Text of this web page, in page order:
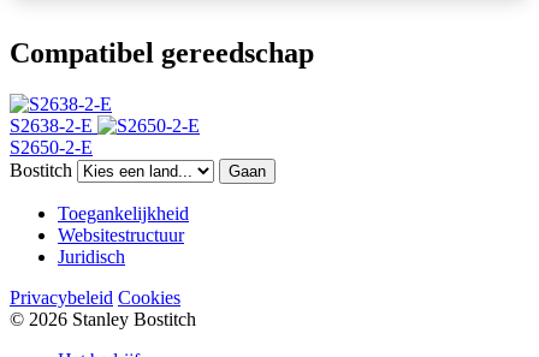
Compatibel gereedschap
S2638-2-E
S2650-2-E
Bostitch
Gaan
Toegankelijkheid
Websitestructuur
Juridisch
Privacybeleid Cookies
© 2026 Stanley Bostitch